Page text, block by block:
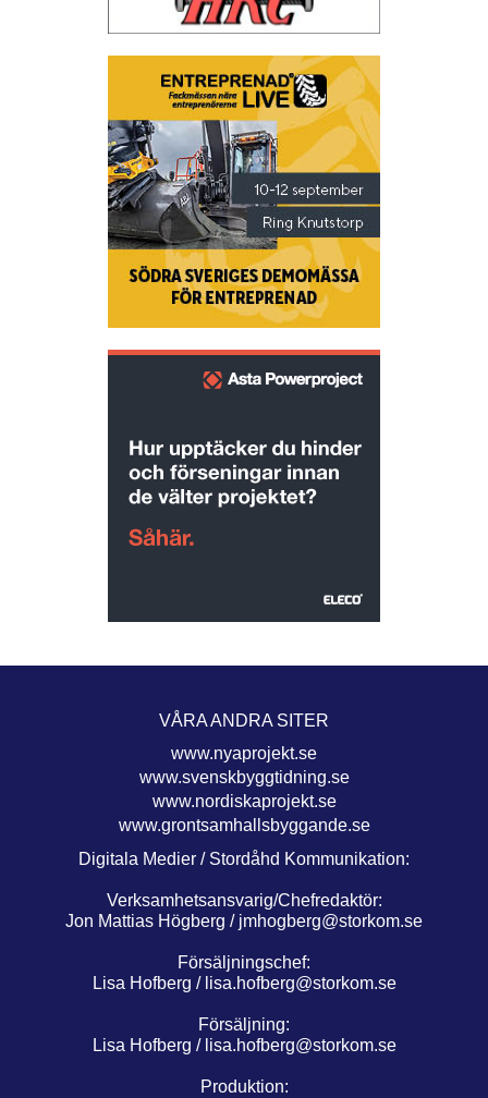
VÅRA ANDRA SITER
www.nyaprojekt.se
www.svenskbyggtidning.se
www.nordiskaprojekt.se
www.grontsamhallsbyggande.se
Digitala Medier / Stordåhd Kommunikation:
Verksamhetsansvarig/Chefredaktör:
Jon Mattias Högberg / jmhogberg@storkom.se
Försäljningschef:
Lisa Hofberg / lisa.hofberg@storkom.se
Försäljning:
Lisa Hofberg / lisa.hofberg@storkom.se
Produktion: